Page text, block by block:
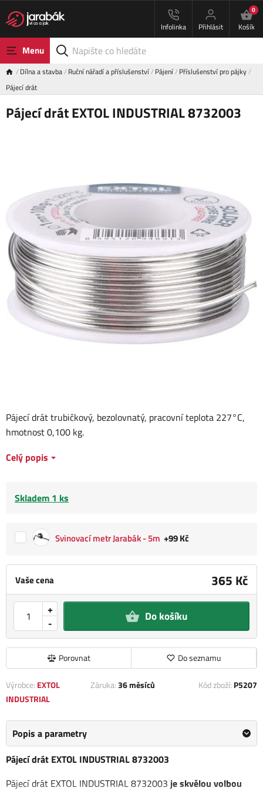
Infolinka Přihlásit
0
Košík
Menu
Dílna a stavba Ruční nářadí a příslušenství Pájení Příslušenství pro pájky
Pájecí drát
Pájecí drát EXTOL INDUSTRIAL 8732003
Vaše cena 365 Kč
-
+ Do košíku
Porovnat Do seznamu
Pájecí drát trubičkový, bezolovnatý, pracovní teplota 227°C,
hmotnost 0,100 kg.
Celý popis
Skladem 1 ks
Svinovací metr Jarabák - 5m +99 Kč
Výrobce: EXTOL
INDUSTRIAL
Záruka:36 měsíců Kód zboží: P5207
Popis a parametry
Pájecí drát EXTOL INDUSTRIAL 8732003
Pájecí drát EXTOL INDUSTRIAL 8732003 je skvělou volbou